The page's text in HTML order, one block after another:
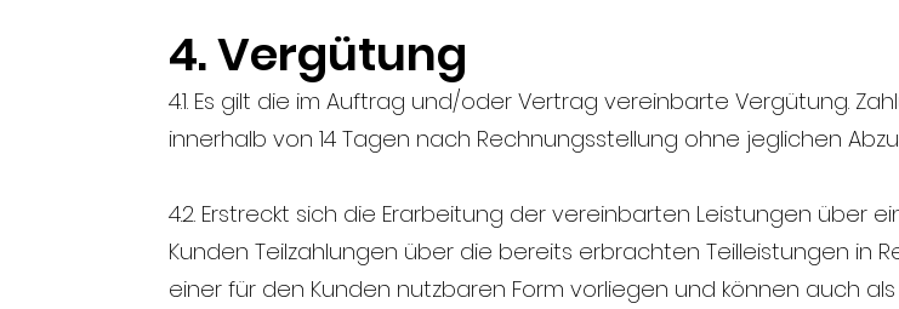
4. Vergütung
4.1. Es gilt die im Auftrag und/oder Vertrag vereinbarte Vergütung.
innerhalb von 14 Tagen nach Rechnungsstellung ohne jeglichen
4.2. Erstreckt sich die Erarbeitung der vereinbarten Leistungen über
Kunden Teilzahlungen über die bereits erbrachten Teilleistungen in
einer für den Kunden nutzbaren Form vorliegen und können auch